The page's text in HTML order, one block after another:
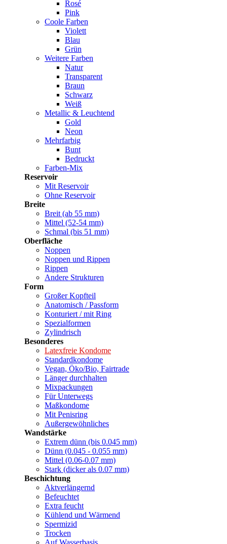
Rosé
Pink
Coole Farben
Violett
Blau
Grün
Weitere Farben
Natur
Transparent
Braun
Schwarz
Weiß
Metallic & Leuchtend
Gold
Neon
Mehrfarbig
Bunt
Bedruckt
Farben-Mix
Reservoir
Mit Reservoir
Ohne Reservoir
Breite
Breit (ab 55 mm)
Mittel (52-54 mm)
Schmal (bis 51 mm)
Oberfläche
Noppen
Noppen und Rippen
Rippen
Andere Strukturen
Form
Großer Kopfteil
Anatomisch / Passform
Konturiert / mit Ring
Spezialformen
Zylindrisch
Besonderes
Latexfreie Kondome
Standardkondome
Vegan, Öko/Bio, Fairtrade
Länger durchhalten
Mixpackungen
Für Unterwegs
Maßkondome
Mit Penisring
Außergewöhnliches
Wandstärke
Extrem dünn (bis 0.045 mm)
Dünn (0.045 - 0.055 mm)
Mittel (0.06-0.07 mm)
Stark (dicker als 0.07 mm)
Beschichtung
Aktverlängernd
Befeuchtet
Extra feucht
Kühlend und Wärmend
Spermizid
Trocken
Auf Wasserbasis